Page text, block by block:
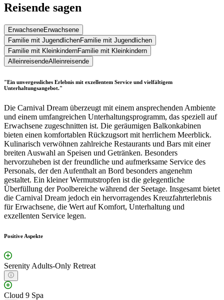
Reisende sagen
ErwachseneErwachsene
Familie mit JugendlichenFamilie mit Jugendlichen
Familie mit KleinkindernFamilie mit Kleinkindern
AlleinreisendeAlleinreisende
"Ein unvergessliches Erlebnis mit exzellentem Service und vielfältigem
Unterhaltungsangebot."
Die Carnival Dream überzeugt mit einem ansprechenden Ambiente
und einem umfangreichen Unterhaltungsprogramm, das speziell auf
Erwachsene zugeschnitten ist. Die geräumigen Balkonkabinen
bieten einen komfortablen Rückzugsort mit herrlichem Meerblick.
Kulinarisch verwöhnen zahlreiche Restaurants und Bars mit einer
breiten Auswahl an Speisen und Getränken. Besonders
hervorzuheben ist der freundliche und aufmerksame Service des
Personals, der den Aufenthalt an Bord besonders angenehm
gestaltet. Ein kleiner Wermutstropfen ist die gelegentliche
Überfüllung der Poolbereiche während der Seetage. Insgesamt bietet
die Carnival Dream jedoch ein hervorragendes Kreuzfahrterlebnis
für Erwachsene, die Wert auf Komfort, Unterhaltung und
exzellenten Service legen.
Positive Aspekte
Serenity Adults-Only Retreat
Cloud 9 Spa